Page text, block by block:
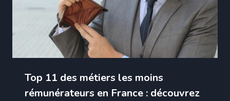
Top 11 des métiers les moins
rémunérateurs en France : découvrez